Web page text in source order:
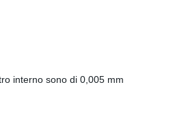
interno sono di 0,005 mm